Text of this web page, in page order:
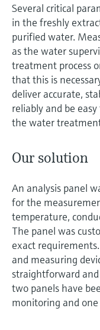
Several critical
in the freshly
purified water.
as the water
treatment process
that this is
deliver accurate,
reliably and be
the water
Our solution
An analysis panel
for the
temperature,
The panel was
exact
and measuring
straightforward
two panels have
monitoring and